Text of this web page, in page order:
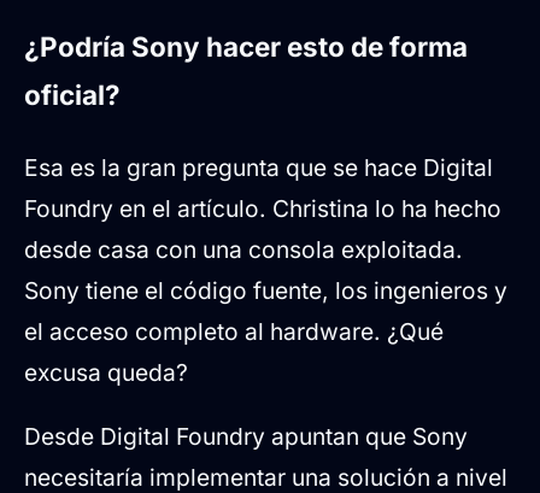
¿Podría Sony hacer esto de forma
oficial?
Esa es la gran pregunta que se hace Digital
Foundry en el artículo. Christina lo ha hecho
desde casa con una consola exploitada.
Sony tiene el código fuente, los ingenieros y
el acceso completo al hardware. ¿Qué
excusa queda?
Desde Digital Foundry apuntan que Sony
necesitaría implementar una solución a nivel